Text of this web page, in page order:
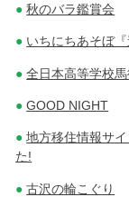
秋のバラ鑑賞会
いちにちあそぼ
全日本高等学校
GOOD NIGHT
地方移住情報サ
た!
古沢の輪こぐり